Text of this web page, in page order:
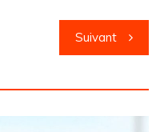
Suivant